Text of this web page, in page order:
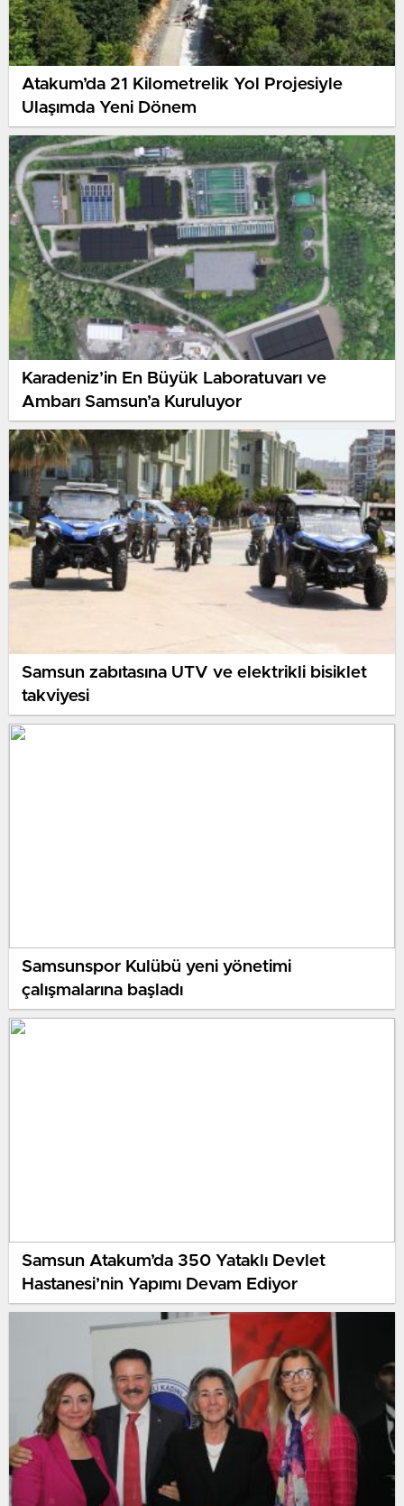
Atakum’da 21 Kilometrelik Yol Projesiyle
Ulaşımda Yeni Dönem
Karadeniz’in En Büyük Laboratuvarı ve
Ambarı Samsun’a Kuruluyor
Samsun zabıtasına UTV ve elektrikli bisiklet
takviyesi
Samsunspor Kulübü yeni yönetimi
çalışmalarına başladı
Samsun Atakum’da 350 Yataklı Devlet
Hastanesi’nin Yapımı Devam Ediyor